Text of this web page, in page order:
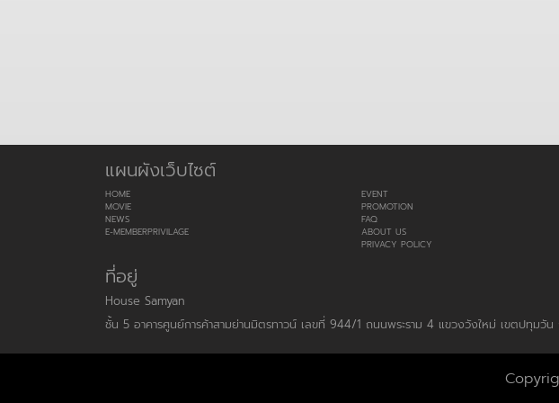
แผนผังเว็บไซต์
HOME
MOVIE
NEWS
E-MEMBERPRIVILAGE
EVENT
PROMOTION
FAQ
ABOUT US
PRIVACY POLICY
ที่อยู่
House Samyan
ชั้น 5 อาคารศูนย์การค้าสามย่านมิตรทาวน์ เลขที่ 944/1 ถนนพระราม 4 แขวงวังใหม่ เขตปทุมวั